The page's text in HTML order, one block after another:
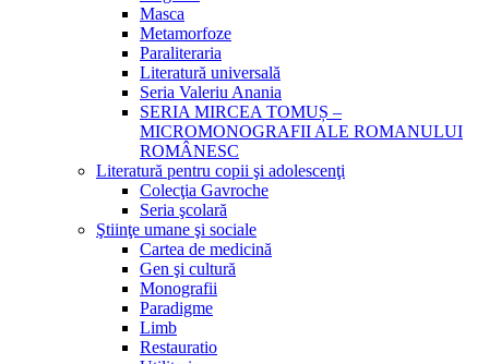
Masca
Metamorfoze
Paraliteraria
Literatură universală
Seria Valeriu Anania
SERIA MIRCEA TOMUȘ –
MICROMONOGRAFII ALE ROMANULUI
ROMÂNESC
Literatură pentru copii şi adolescenţi
Colecţia Gavroche
Seria şcolară
Ştiinţe umane şi sociale
Cartea de medicină
Gen şi cultură
Monografii
Paradigme
Limb
Restauratio